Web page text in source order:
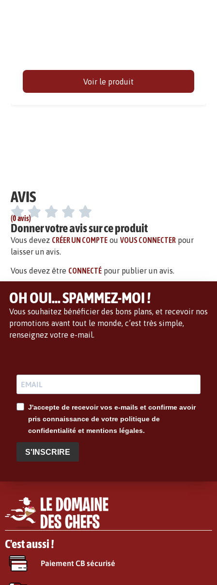
Voir le produit
AVIS
(0 avis)
Donner votre avis sur ce produit
Vous devez CRÉER UN COMPTE ouVOUS CONNECTER pour
laisser un avis.
Vous devez être CONNECTÉ pour publier un avis.
OH OUI... SPAMMEZ-MOI !
Vous souhaitez bénéficier des bons plans, et recevoir nos
promotions avant tout le monde, c’est très simple,
renseignez votre e-mail.
J'accepte de recevoir vos e-mails et confirme avoir
pris connaissance de votre politique de
confidentialité et mentions légales.
S'INSCRIRE
C'est aussi !
Paiement CB sécurisé